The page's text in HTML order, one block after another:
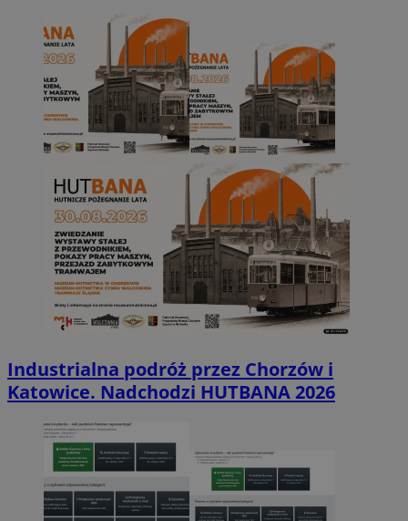
Industrialna podróż przez Chorzów i
Katowice. Nadchodzi HUTBANA 2026